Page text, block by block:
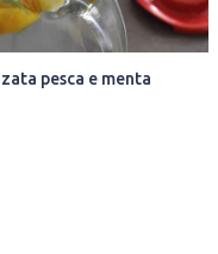
pesca e menta